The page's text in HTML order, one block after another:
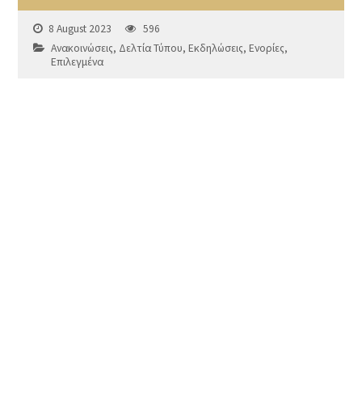
8 August 2023
596
Ανακοινώσεις, Δελτία Τύπου,Εκδηλώσεις,Ενορίες,
Επιλεγμένα